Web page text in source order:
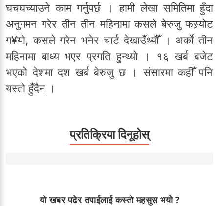
घचघच्याउने काम गर्नुपर्छ । हामी लेखा समितिमा हुँदा
अनुगमन गरेर तीन तीन महिनामा कसले बेरुजु फस्र्याेट
ग¥यो, कसले गरेन भनेर चार्ट देखाउँथ्यौँ । अर्काे तीन
महिनामा बाध्य भएर प्रगति हुन्थ्यो । १६ खर्ब बजेट
भएको देशमा दश खर्ब बेरुजु छ । संसारमा कहीँ पनि
यस्तो हुँदैन ।
प्रतिक्रिया दिनूहोस्
यो खबर पढेर तपाईलाई कस्तो महसुस भयो ?